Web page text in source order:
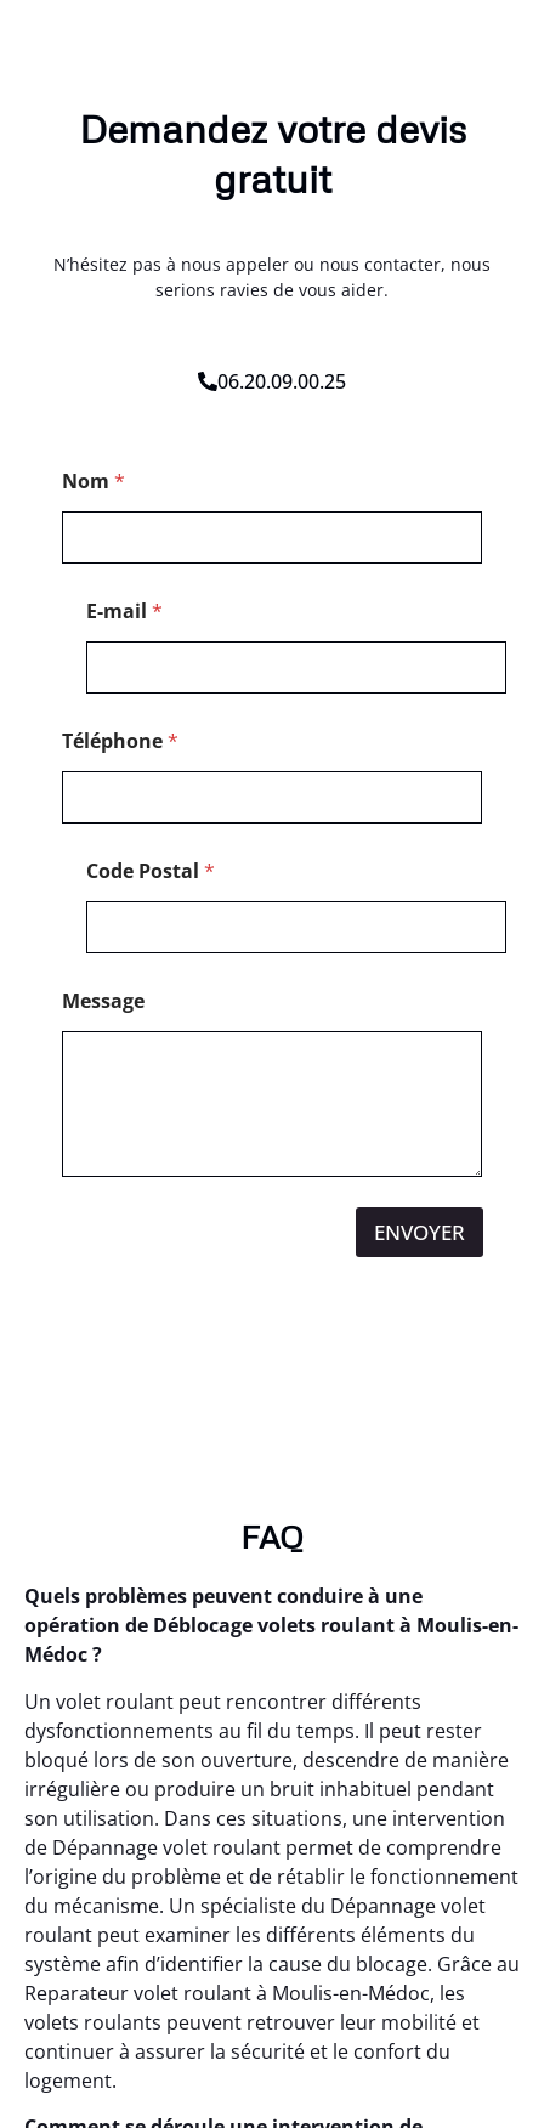
Demandez votre devis
gratuit
N’hésitez pas à nous appeler ou nous contacter, nous
serions ravies de vous aider.
06.20.09.00.25
Nom *
E-mail *
Téléphone*
Code Postal *
Message
ENVOYER
FAQ
Quels problèmes peuvent conduire à une
opération de Déblocage volets roulant à Moulis-en-
Médoc ?
Un volet roulant peut rencontrer différents
dysfonctionnements au fil du temps. Il peut rester
bloqué lors de son ouverture, descendre de manière
irrégulière ou produire un bruit inhabituel pendant
son utilisation. Dans ces situations, une intervention
de Dépannage volet roulant permet de comprendre
l’origine du problème et de rétablir le fonctionnement
du mécanisme. Un spécialiste du Dépannage volet
roulant peut examiner les différents éléments du
système afin d’identifier la cause du blocage. Grâce au
Reparateur volet roulant à Moulis-en-Médoc, les
volets roulants peuvent retrouver leur mobilité et
continuer à assurer la sécurité et le confort du
logement.